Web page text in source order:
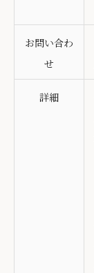
お問い合わ
せ
詳細